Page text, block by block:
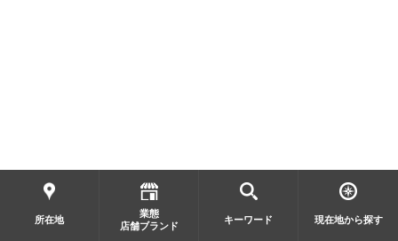
所在地
業態
店舗ブランド
キーワード 現在地から探す